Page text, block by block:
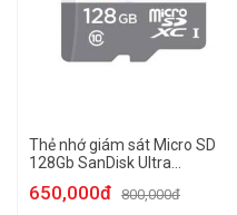
Thẻ nhớ giám sát Micro SD
128Gb SanDisk Ultra
650,000đ 800,000đ